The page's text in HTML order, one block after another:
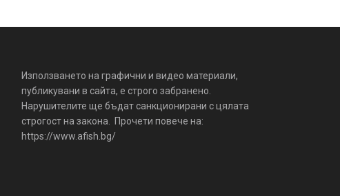
Използването на графични и видео материали,
публикувани в сайта, е строго забранено.
Нарушителите ще бъдат санкционирани с цялата
строгост на закона. Прочети повече на:
https://www.afish.bg/